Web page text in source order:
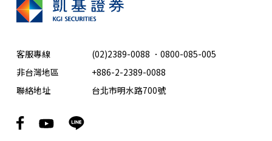
客服專線 (02)2389-0088 ． 0800-085-005
非台灣地區
+886-2-2389-0088
聯絡地址
台北市明水路700號